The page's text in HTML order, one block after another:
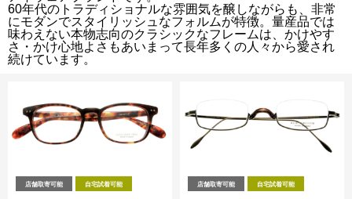
60年代のトラディショナルな雰囲気を醸しながらも、非常
にモダンでスタイリッシュなフォルムが特徴。量産品では
味わえない本物志向のクラシックなフレームは、かけやす
さ・かけ心地よさもあいまって長年多くの人々から愛され
続けています。
店舗取寄可能 自宅試着可能 店舗取寄可能 自宅試着可能